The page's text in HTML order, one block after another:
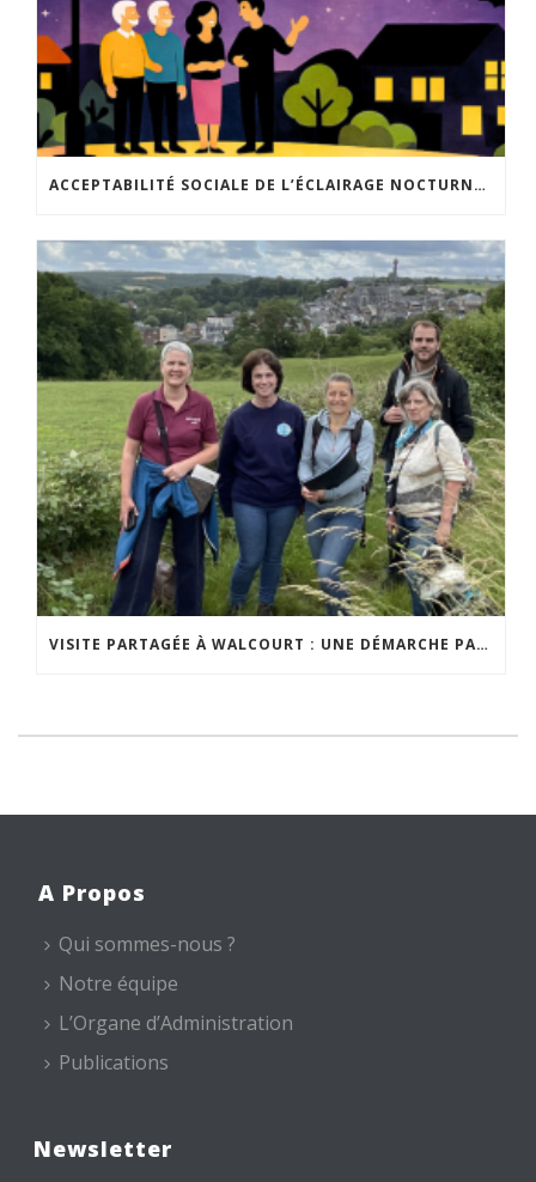
ACCEPTABILITÉ SOCIALE DE L’ÉCLAIRAGE NOCTURNE : LE REPLAY EST DISPONIBLE
VISITE PARTAGÉE À WALCOURT : UNE DÉMARCHE PARTICIPATIVE ANIMÉE PAR ESPACE ENVIRONNEMENT
A Propos
Qui sommes-nous ?
Notre équipe
L’Organe d’Administration
Publications
Newsletter